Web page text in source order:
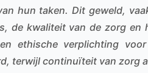
hun taken. Dit geweld,
de kwaliteit van de zorg
ethische verplichting
terwijl continuïteit van zorg